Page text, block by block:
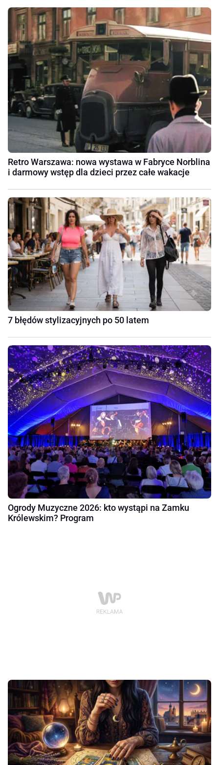
Retro Warszawa: nowa wystawa w Fabryce Norblina
i darmowy wstęp dla dzieci przez całe wakacje
7 błędów stylizacyjnych po 50 latem
Ogrody Muzyczne 2026: kto wystąpi na Zamku
Królewskim? Program